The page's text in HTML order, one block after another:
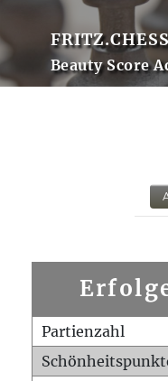
Beauty Score
Partienzahl